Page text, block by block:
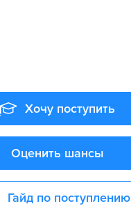
Хочу поступить
Оценить шансы
Гайд по поступлению